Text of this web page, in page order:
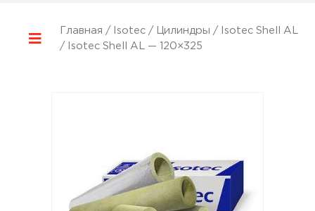
Главная / Isotec/ Цилиндры /
Isotec Shell AL
/ Isotec Shell AL — 120×325